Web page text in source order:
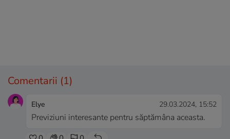
Comentarii (1)
Elye 29.03.2024, 15:52
Previziuni interesante pentru săptămâna aceasta.